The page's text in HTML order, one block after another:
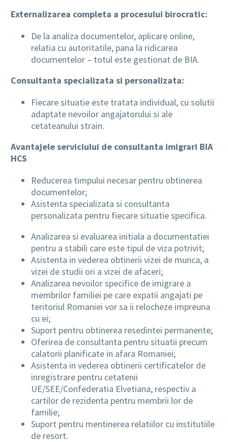
Externalizarea completa a procesului birocratic:
De la analiza documentelor, aplicare online,
relatia cu autoritatile, pana la ridicarea
documentelor – totul este gestionat de BIA.
Consultanta specializata si personalizata:
Fiecare situatie este tratata individual, cu solutii
adaptate nevoilor angajatorului si ale
cetateanului strain.
Avantajele serviciului de consultanta imigrari BIA
HCS
Reducerea timpului necesar pentru obtinerea
documentelor;
Asistenta specializata si consultanta
personalizata pentru fiecare situatie specifica.
Analizarea si evaluarea initiala a documentatiei
pentru a stabili care este tipul de viza potrivit;
Asistenta in vederea obtinerii vizei de munca, a
vizei de studii ori a vizei de afaceri;
Analizarea nevoilor specifice de imigrare a
membrilor familiei pe care expatii angajati pe
teritoriul Romaniei vor sa ii relocheze impreuna
cu ei;
Suport pentru obtinerea resedintei permanente;
Oferirea de consultanta pentru situatii precum
calatorii planificate in afara Romaniei;
Asistenta in vederea obtinerii certificatelor de
inregistrare pentru cetatenii
UE/SEE/Confederatia Elvetiana, respectiv a
cartilor de rezidenta pentru membrii lor de
familie;
Suport pentru mentinerea relatiilor cu institutiile
de resort.